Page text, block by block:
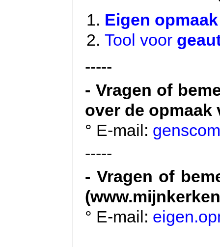
Eigen
Tool voor
-----
- Vragen of
over de
° E-mail:
-----
- Vragen of
° E-mail: